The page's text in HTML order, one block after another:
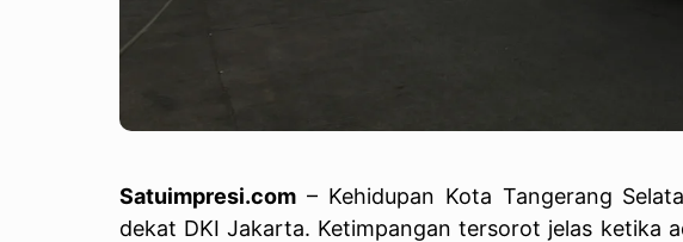
Satuimpresi.com – Kehidupan Kota Tangerang
dekat DKI Jakarta. Ketimpangan tersorot jelas ketika